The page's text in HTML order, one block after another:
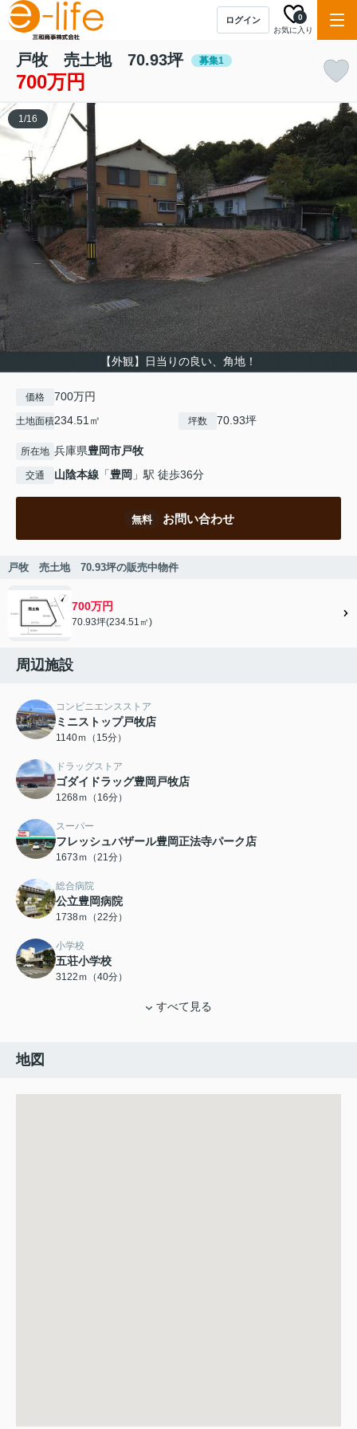
ログイン
お気に入り
0
戸牧 売土地 70.93坪 募集1
700万円
【外観】日当りの良い、角地！
1/16
価格 700万円
土地面積234.51㎡ 坪数 70.93坪
所在地 兵庫県豊岡市戸牧
交通 山陰本線 「豊岡 」駅 徒歩36分
無料 お問い合わせ
戸牧 売土地 70.93坪の販売中物件
700万円
70.93坪(234.51㎡)
周辺施設
コンビニエンスストア
ミニストップ戸牧店
1140ｍ（15分）
ドラッグストア
ゴダイドラッグ豊岡戸牧店
1268ｍ（16分）
スーパー
フレッシュバザール豊岡正法寺パーク店
1673ｍ（21分）
総合病院
公立豊岡病院
1738ｍ（22分）
小学校
五荘小学校
3122ｍ（40分）
すべて見る
地図